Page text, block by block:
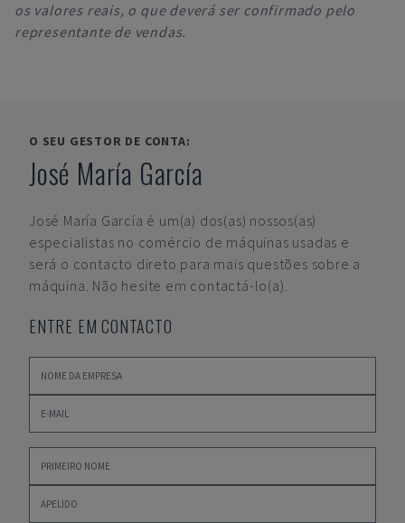
os valores reais, o que deverá ser confirmado pelo
representante de vendas.
O SEU GESTOR DE CONTA:
José María García
José María García é um(a) dos(as) nossos(as)
especialistas no comércio de máquinas usadas e
será o contacto direto para mais questões sobre a
máquina. Não hesite em contactá-lo(a).
ENTRE EM CONTACTO